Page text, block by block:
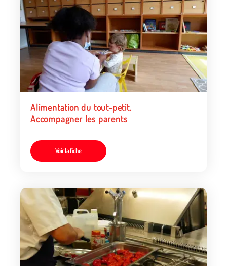
Alimentation du tout-petit.
Accompagner les parents
Voir la fiche